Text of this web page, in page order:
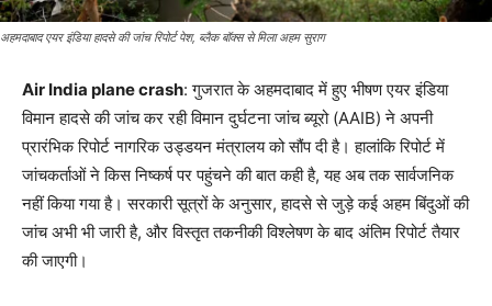
अहमदाबाद एयर इंडिया हादसे की जांच रिपोर्ट पेश, ब्लैक बॉक्स से मिला अहम सुराग
Air India plane crash: गुजरात के अहमदाबाद में हुए भीषण एयर इंडिया
विमान हादसे की जांच कर रही विमान दुर्घटना जांच ब्यूरो (AAIB) ने अपनी
प्रारंभिक रिपोर्ट नागरिक उड्डयन मंत्रालय को सौंप दी है। हालांकि रिपोर्ट में
जांचकर्ताओं ने किस निष्कर्ष पर पहुंचने की बात कही है, यह अब तक सार्वजनिक
नहीं किया गया है। सरकारी सूत्रों के अनुसार, हादसे से जुड़े कई अहम बिंदुओं की
जांच अभी भी जारी है, और विस्तृत तकनीकी विश्लेषण के बाद अंतिम रिपोर्ट तैयार
की जाएगी।